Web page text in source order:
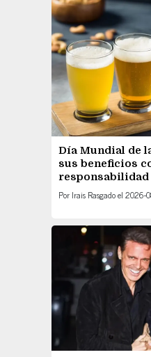
Día Mundial de
sus beneficios
responsabilidad
Por Irais Rasgadoel 2026-